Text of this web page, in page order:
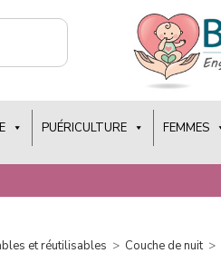
PUÉRICULTURE FEMMES
et réutilisables > Couche de nuit >